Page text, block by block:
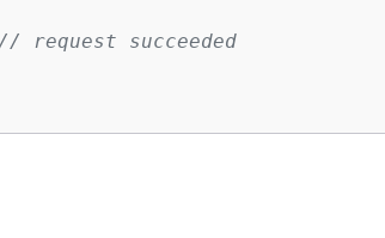
// request succeeded